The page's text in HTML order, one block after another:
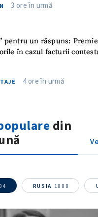
3 ore în urmă
pentru un răspuns:
în cazul facturii
4 ore în urmă
din
RUSIA 1888